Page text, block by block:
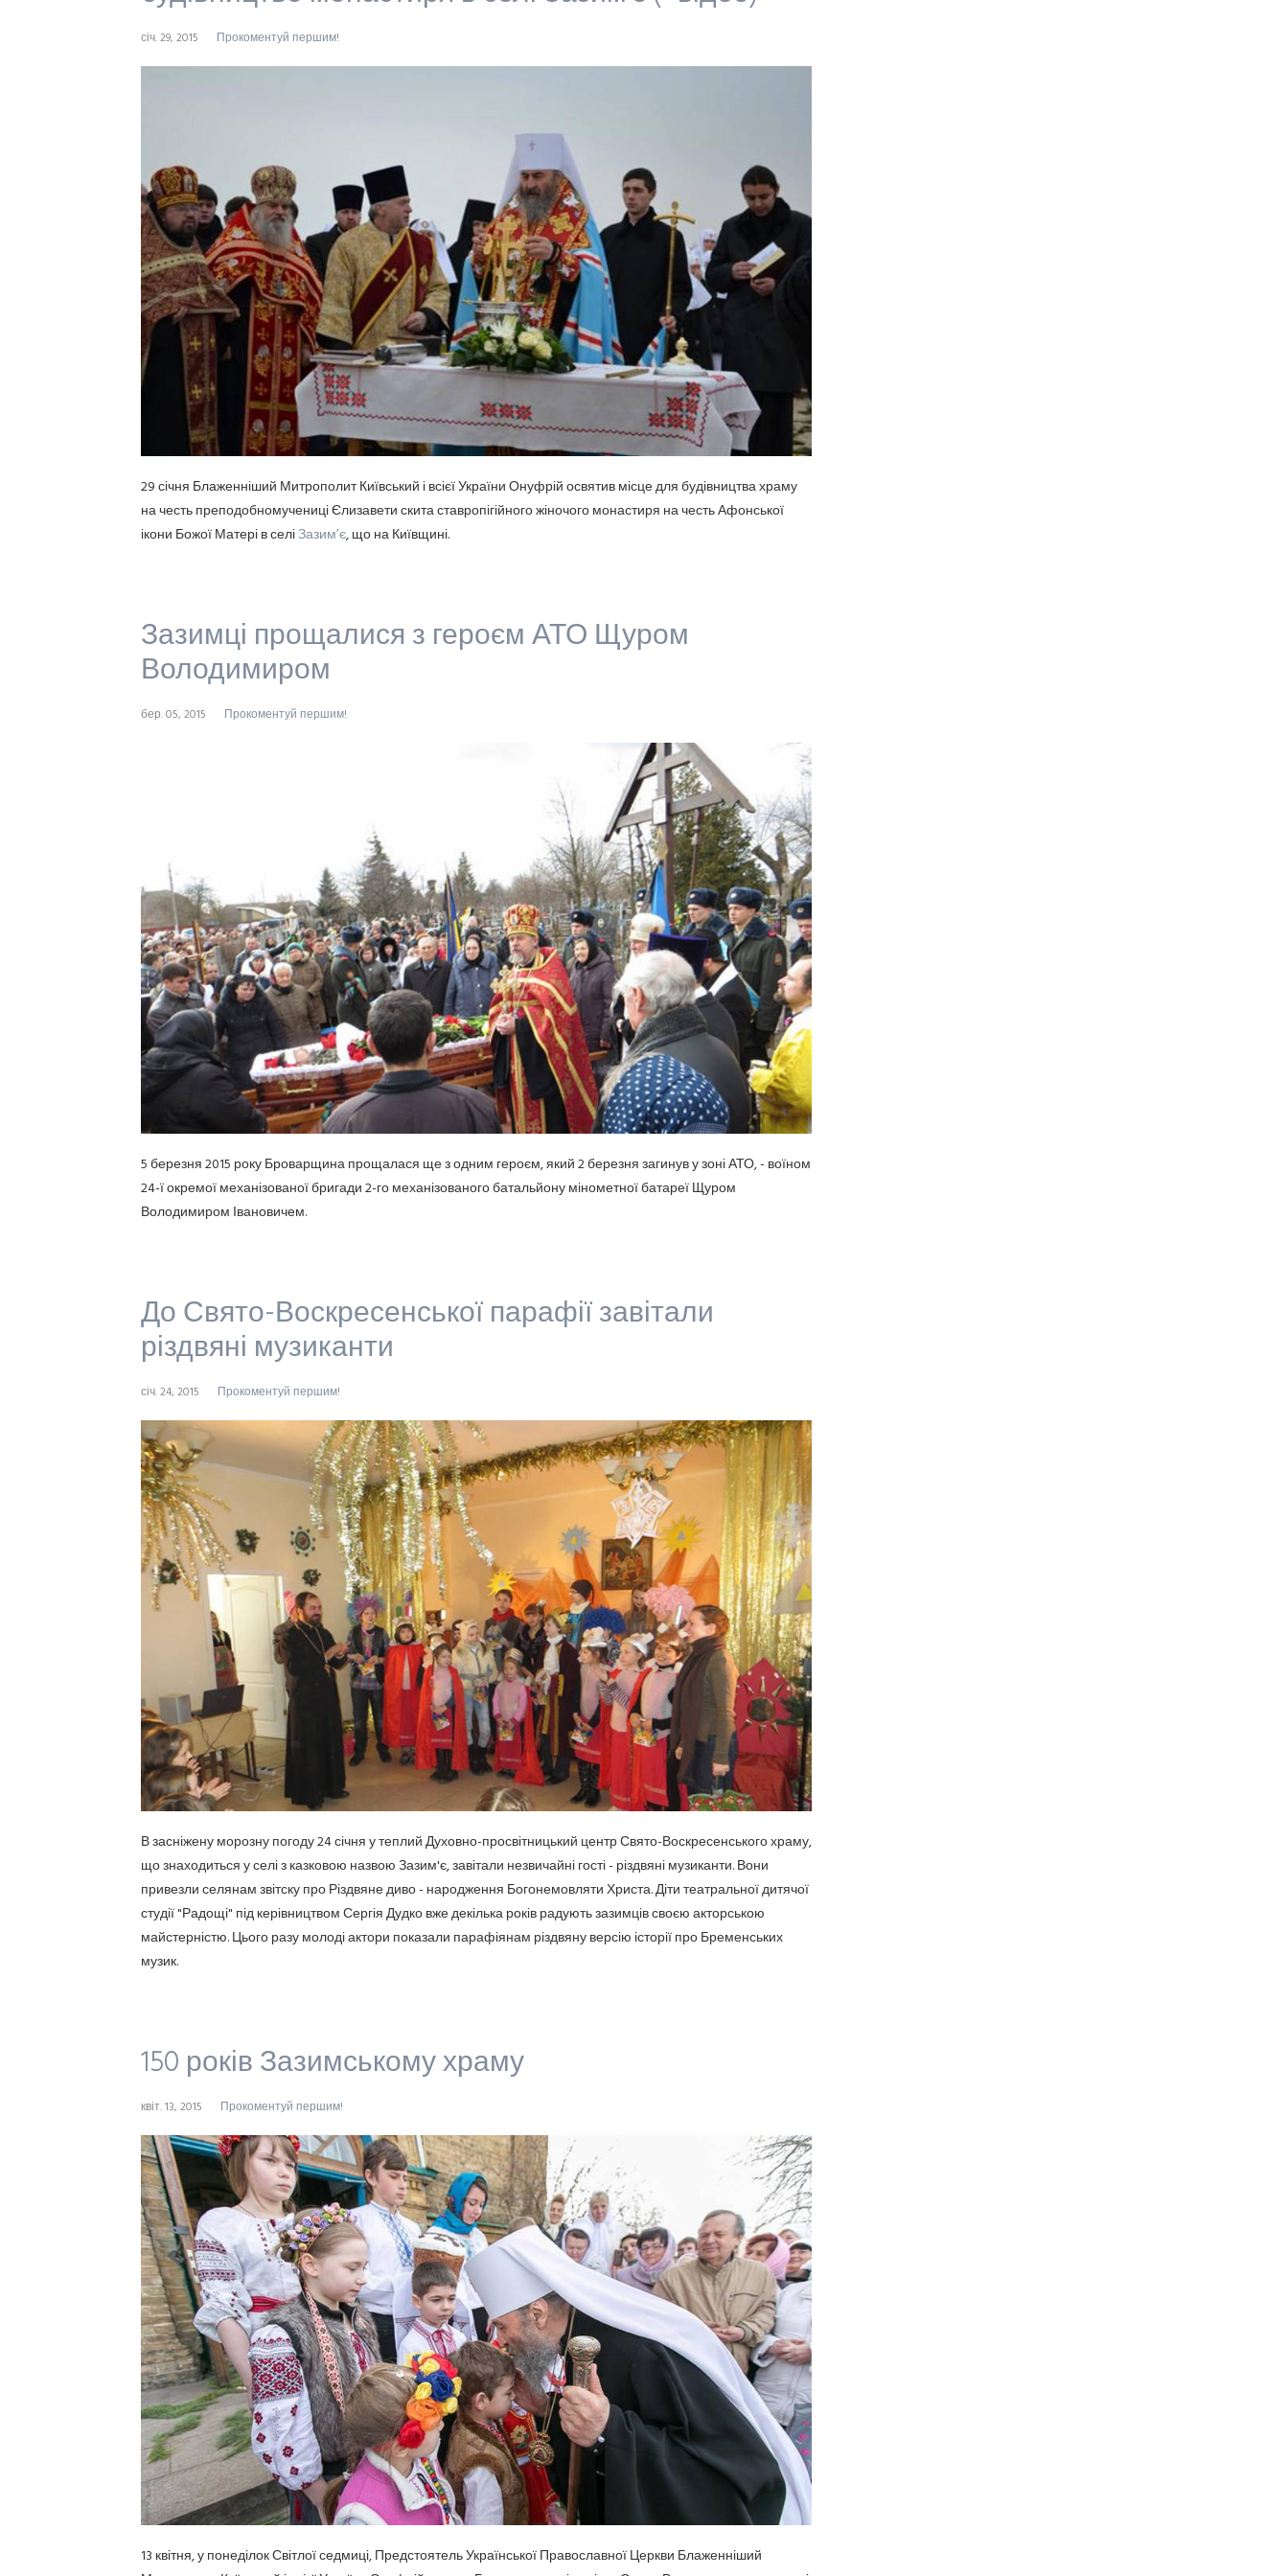
січ. 29, 2015 Прокоментуй першим!
29 січня Блаженніший Митрополит Київський і всієї України Онуфрій освятив місце для будівництва храму
на честь преподобномучениці Єлизавети скита ставропігійного жіночого монастиря на честь Афонської
ікони Божої Матері в селіЗазим’є, що на Київщині.
Зазимці прощалися з героєм АТО Щуром
Володимиром
бер. 05, 2015 Прокоментуй першим!
5 березня 2015 року Броварщина прощалася ще з одним героєм, який 2 березня загинув у зоні АТО, - воїном
24-ї окремої механізованої бригади 2-го механізованого батальйону мінометної батареї Щуром
Володимиром Івановичем.
До Свято-Воскресенської парафії завітали
різдвяні музиканти
січ. 24, 2015 Прокоментуй першим!
В засніжену морозну погоду 24 січня у теплий Духовно-просвітницький центр Свято-Воскресенського храму,
що знаходиться у селі з казковою назвою Зазим'є, завітали незвичайні гості - різдвяні музиканти. Вони
привезли селянам звітску про Різдвяне диво - народження Богонемовляти Христа. Діти театральної дитячої
студії "Радощі" під керівництвом Сергія Дудко вже декілька років радують зазимців своєю акторською
майстерністю. Цього разу молоді актори показали парафіянам різдвяну версію історії про Бременських
музик.
150 років Зазимському храму
квіт. 13, 2015 Прокоментуй першим!
13 квітня, у понеділок Світлої седмиці, Предстоятель Української Православної Церкви Блаженніший